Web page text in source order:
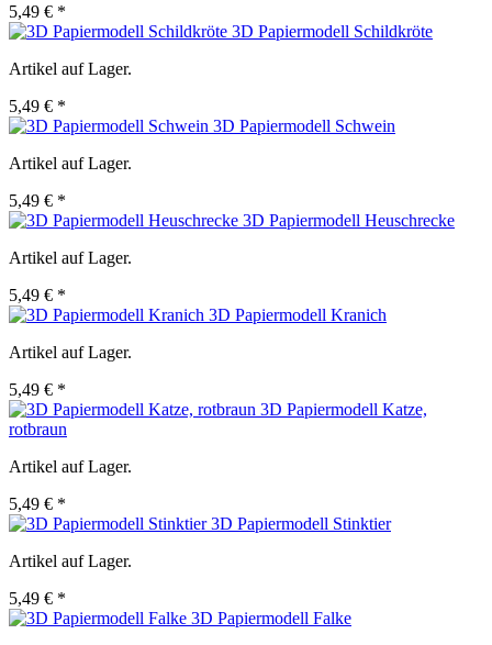
5,49 € *
3D Papiermodell Schildkröte
Artikel auf Lager.
5,49 € *
3D Papiermodell Schwein
Artikel auf Lager.
5,49 € *
3D Papiermodell Heuschrecke
Artikel auf Lager.
5,49 € *
3D Papiermodell Kranich
Artikel auf Lager.
5,49 € *
3D Papiermodell Katze,
rotbraun
Artikel auf Lager.
5,49 € *
3D Papiermodell Stinktier
Artikel auf Lager.
5,49 € *
3D Papiermodell Falke